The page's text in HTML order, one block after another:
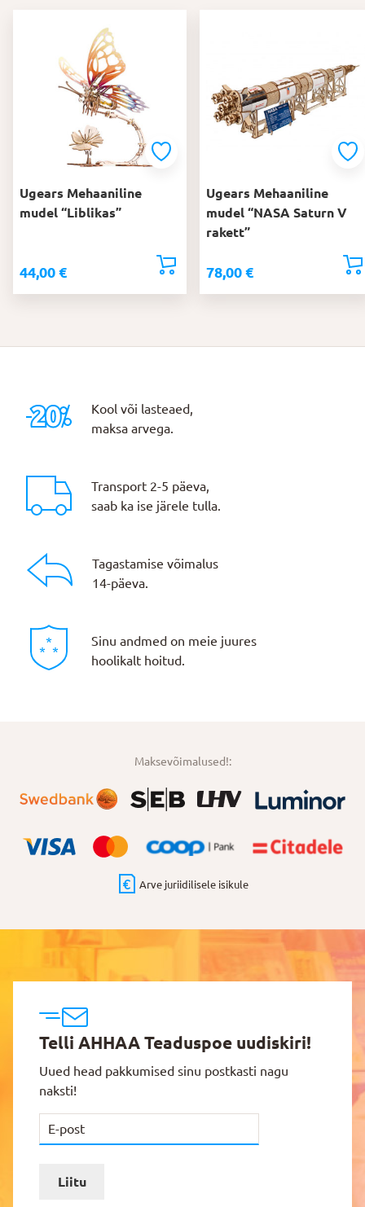
Ugears Mehaaniline
mudel “Liblikas”
44,00 €
Ugears Mehaaniline
mudel “NASA Saturn V
rakett”
78,00 €
Kool või lasteaed,
maksa arvega.
Transport 2-5 päeva,
saab ka ise järele tulla.
Tagastamise võimalus
14-päeva.
Sinu andmed on meie juures
hoolikalt hoitud.
Maksevõimalused!:
Arve juriidilisele isikule
Telli AHHAA Teaduspoe uudiskiri!
Uued head pakkumised sinu postkasti nagu
naksti!
Liitu